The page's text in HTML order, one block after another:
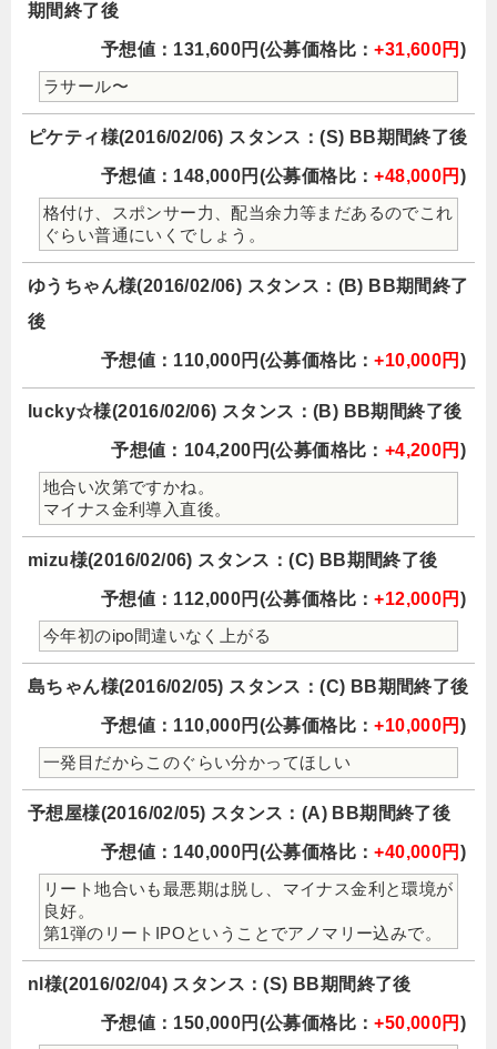
期間終了後
予想値：131,600円(公募価格比：+31,600円 )
ラサール〜
ピケティ様(2016/02/06) スタンス：(S) BB期間終了後
予想値：148,000円(公募価格比：+48,000円 )
格付け、スポンサー力、配当余力等まだあるのでこれ
ぐらい普通にいくでしょう。
ゆうちゃん様(2016/02/06) スタンス：(B) BB期間終了
後
予想値：110,000円(公募価格比：+10,000円 )
lucky☆様(2016/02/06) スタンス：(B) BB期間終了後
予想値：104,200円(公募価格比： +4,200円 )
地合い次第ですかね。
マイナス金利導入直後。
mizu様(2016/02/06) スタンス：(C) BB期間終了後
予想値：112,000円(公募価格比：+12,000円 )
今年初のipo間違いなく上がる
島ちゃん様(2016/02/05) スタンス：(C) BB期間終了後
予想値：110,000円(公募価格比：+10,000円 )
一発目だからこのぐらい分かってほしい
予想屋様(2016/02/05) スタンス：(A) BB期間終了後
予想値：140,000円(公募価格比：+40,000円 )
リート地合いも最悪期は脱し、マイナス金利と環境が
良好。
第1弾のリートIPOということでアノマリー込みで。
nl様(2016/02/04) スタンス：(S) BB期間終了後
予想値：150,000円(公募価格比：+50,000円 )